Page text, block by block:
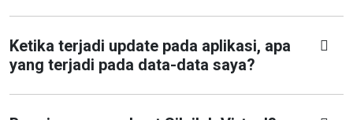
Ketika terjadi update pada aplikasi, apa
yang terjadi pada data-data saya?